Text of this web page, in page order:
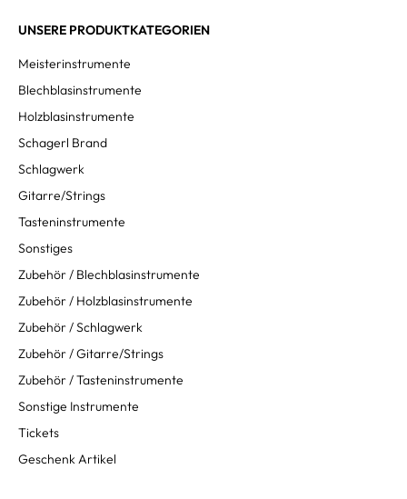
UNSERE PRODUKTKATEGORIEN
Meisterinstrumente
Blechblasinstrumente
Holzblasinstrumente
Schagerl Brand
Schlagwerk
Gitarre/Strings
Tasteninstrumente
Sonstiges
Zubehör / Blechblasinstrumente
Zubehör / Holzblasinstrumente
Zubehör / Schlagwerk
Zubehör / Gitarre/Strings
Zubehör / Tasteninstrumente
Sonstige Instrumente
Tickets
Geschenk Artikel